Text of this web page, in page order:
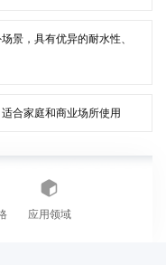
景，具有优异的耐水性、
合家庭和商业场所使用
应用领域